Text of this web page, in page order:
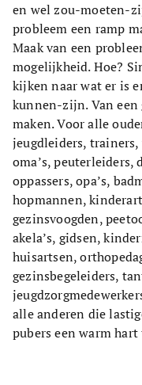
en wel zou-moeten-
probleem een ramp
Maak van een
mogelijkheid. Hoe?
kijken naar wat er is
kunnen-zijn. Van een
maken. Voor alle
jeugdleiders, trainers,
oma’s, peuterleiders,
oppassers, opa’s,
hopmannen,
gezinsvoogden,
akela’s, gidsen,
huisartsen,
gezinsbegeleiders,
alle anderen die
pubers een warm hart